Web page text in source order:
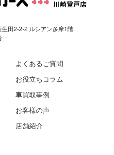
田2-2-2 ルシアン多摩1階
よくあるご質問
お役立ちコラム
車買取事例
お客様の声
店舗紹介